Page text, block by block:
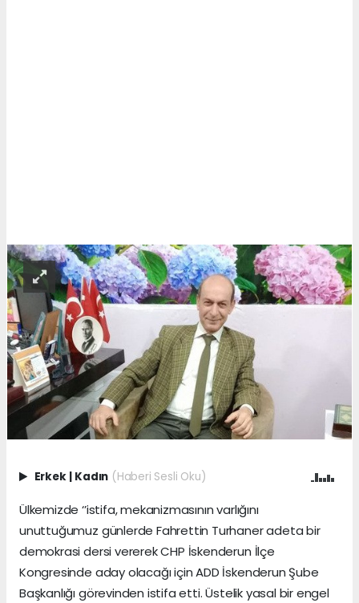
Erkek | Kadın (Haberi Sesli Oku)
Ülkemizde ‘’istifa, mekanizmasının varlığını
unuttuğumuz günlerde Fahrettin Turhaner adeta bir
demokrasi dersi vererek CHP İskenderun İlçe
Kongresinde aday olacağı için ADD İskenderun Şube
Başkanlığı görevinden istifa etti. Üstelik yasal bir engel